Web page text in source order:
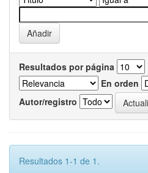
Resultados por página
En orden
Autor/registro
Resultados 1-1 de 1.